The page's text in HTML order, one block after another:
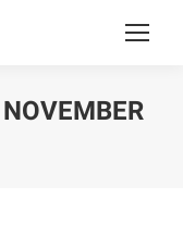
NOVEMBER